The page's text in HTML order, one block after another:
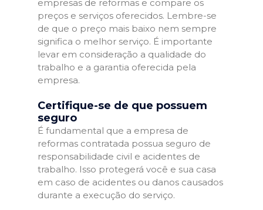
empresas de reformas e compare os
preços e serviços oferecidos. Lembre-se
de que o preço mais baixo nem sempre
significa o melhor serviço. É importante
levar em consideração a qualidade do
trabalho e a garantia oferecida pela
empresa.
Certifique-se de que possuem
seguro
É fundamental que a empresa de
reformas contratada possua seguro de
responsabilidade civil e acidentes de
trabalho. Isso protegerá você e sua casa
em caso de acidentes ou danos causados
durante a execução do serviço.